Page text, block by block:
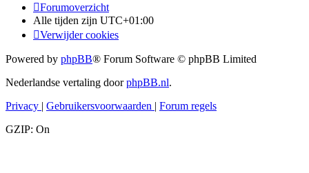
Forumoverzicht
Alle tijden zijn UTC+01:00
Verwijder cookies
Powered by phpBB® Forum Software © phpBB Limited
Nederlandse vertaling doorphpBB.nl.
Privacy | Gebruikersvoorwaarden | Forum regels
GZIP: On